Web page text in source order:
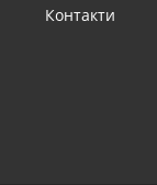
Контакти